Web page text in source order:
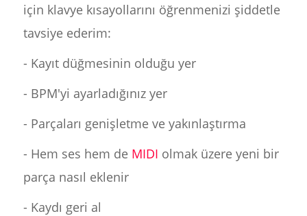
için klavye kısayollarını öğrenmenizi şiddetle
tavsiye ederim:
- Kayıt düğmesinin olduğu yer
- BPM'yi ayarladığınız yer
- Parçaları genişletme ve yakınlaştırma
- Hem ses hem de MIDI olmak üzere yeni bir
parça nasıl eklenir
- Kaydı geri al